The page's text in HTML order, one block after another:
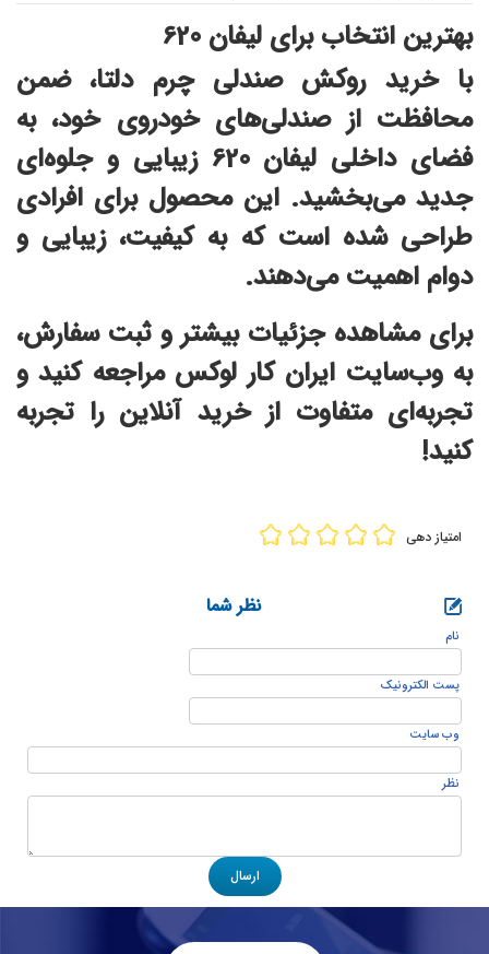
بهترین انتخاب برای لیفان 620
با خرید روکش صندلی چرم دلتا، ضمن
محافظت از صندلی‌های خودروی خود، به
فضای داخلی لیفان 620 زیبایی و جلوه‌ای
جدید می‌بخشید. این محصول برای افرادی
طراحی شده است که به کیفیت، زیبایی و
دوام اهمیت می‌دهند.
برای مشاهده جزئیات بیشتر و ثبت سفارش،
به وب‌سایت ایران کار لوکس مراجعه کنید و
تجربه‌ای متفاوت از خرید آنلاین را تجربه
کنید!
امتیاز دهی
نظر شما
پست الكترونيک
وب سایت